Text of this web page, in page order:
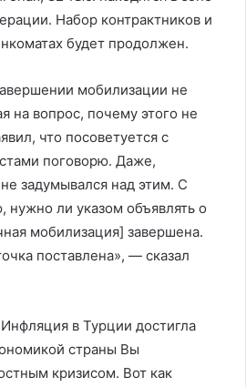
Набор контрактников и
будет продолжен.
мобилизации не
на вопрос, почему этого не
что посоветуется с
поговорю. Даже,
задумывался над этим. С
ли указом объявлять о
мобилизация] завершена.
поставлена», — сказал
в Турции достигла
страны Вы
кризисом. Вот как